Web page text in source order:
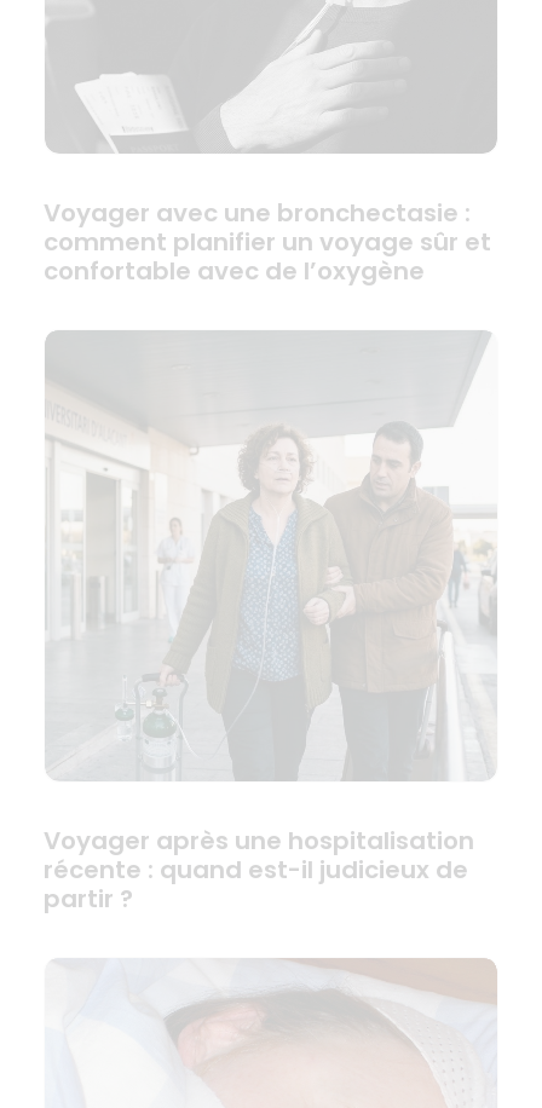
Voyager avec une bronchectasie :
comment planifier un voyage sûr et
confortable avec de l’oxygène
Voyager après une hospitalisation
récente : quand est-il judicieux de
partir ?